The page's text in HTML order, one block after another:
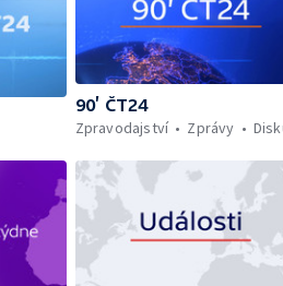
90’ ČT24
Zpravodajství
Zprávy